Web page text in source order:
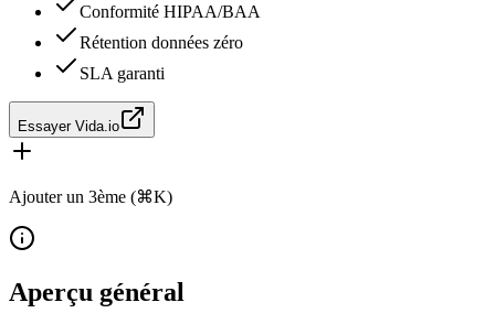
Conformité HIPAA/BAA
Rétention données zéro
SLA garanti
Essayer Vida.io
Ajouter un 3ème (⌘K)
Aperçu général